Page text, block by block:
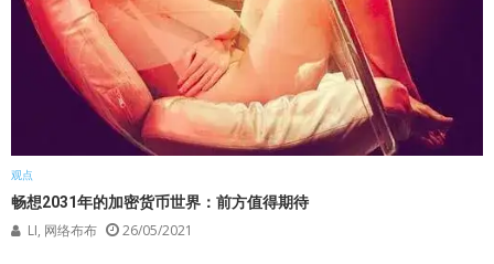
观点
畅想2031年的加密货币世界：前方值得期待
LI, 网络布布 26/05/2021